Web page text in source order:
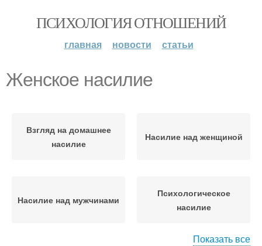
ПСИХОЛОГИЯ ОТНОШЕНИЙ
главная новости статьи
Женское насилие
Взгляд на домашнее
насилие
Насилие над женщиной
Насилие над мужчинами
Психологическое
насилие
Показать все